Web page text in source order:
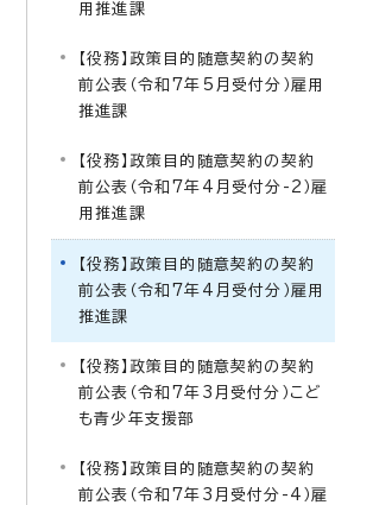
用推進課
【役務】政策目的随意契約の契約
前公表（令和7年5月受付分）雇用
推進課
【役務】政策目的随意契約の契約
前公表（令和7年4月受付分-2）雇
用推進課
【役務】政策目的随意契約の契約
前公表（令和7年4月受付分）雇用
推進課
【役務】政策目的随意契約の契約
前公表（令和7年3月受付分）こど
も青少年支援部
【役務】政策目的随意契約の契約
前公表（令和7年3月受付分-4）雇